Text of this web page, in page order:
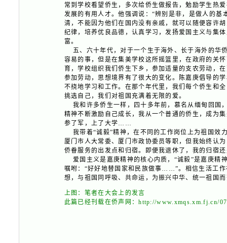
常到学校看望侨生，多次给侨生做报告，勉励学生热
发展的有用人才。他强调说：“辨别是非，是做人的
清，不能因为他们在国内没有亲戚，就可以随便容许
纪律，培养优良品德，认真学习，发扬爱国主义与集
富。
五、六十年代，对于一个生于海外、长于海外的华
容易的事，但是在集美学校这所摇篮里，在政府的关
育，学校组织我们侨生下乡，参加适量的支农劳动，
参加劳动，思想境界有了很大的变化。陈嘉庚倡导的
不挠地学习和工作。在那个年代里，我们每个侨生和
挑选自己，我们对祖国充满着无限的爱。
我和许多侨生一样，四十多年前，慕名从缅甸回国
精神不断激励自己成长，我从一个普通的侨生，成为
参了军，上了大学……
我带着“诚毅”精神，在不同的工作岗位上为祖国效
厦门市人大常委、厦门市政协委员等职，但我始终认
侨眷服务的出发点和归宿。即便我退休了，我的归宿
爱国主义是嘉庚精神的核心内质，“诚毅”是嘉庚精
嘱咐：“好好地替国家和民族做事……”。相信生活工
想，与祖国同呼吸、共命运，为振兴中华、统一祖国
上图：笔者在大会上的发言
此篇已经刊载在侨声网：http://www.xmqs.xm.fj.cn/